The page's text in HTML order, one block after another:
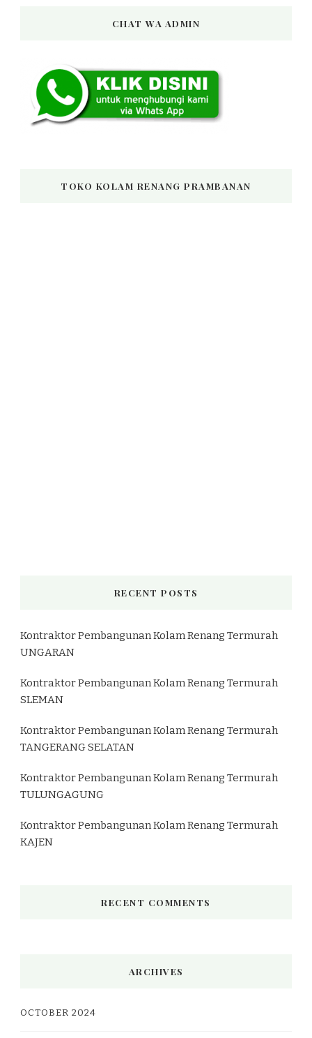
CHAT WA ADMIN
TOKO KOLAM RENANG PRAMBANAN
RECENT POSTS
Kontraktor Pembangunan Kolam Renang Termurah
UNGARAN
Kontraktor Pembangunan Kolam Renang Termurah
SLEMAN
Kontraktor Pembangunan Kolam Renang Termurah
TANGERANG SELATAN
Kontraktor Pembangunan Kolam Renang Termurah
TULUNGAGUNG
Kontraktor Pembangunan Kolam Renang Termurah
KAJEN
RECENT COMMENTS
ARCHIVES
OCTOBER 2024